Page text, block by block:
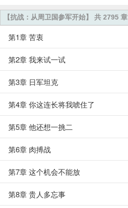
【抗战：从周卫国参军开始】 共 2795 章
第1章 苦衷
第2章 我来试一试
第3章 日军坦克
第4章 你这连长将我唬住了
第5章 他还想一挑二
第6章 肉搏战
第7章 这个机会不能放
第8章 贵人多忘事